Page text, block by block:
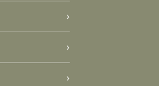
›
›
›